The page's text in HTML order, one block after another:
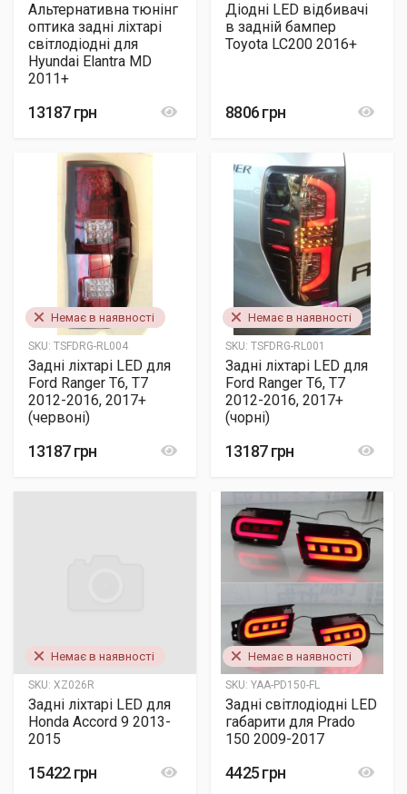
Альтернативна тюнінг
оптика задні ліхтарі
світлодіодні для
Hyundai Elantra MD
2011+
13187 грн
Діодні LED відбивачі
в задній бампер
Toyota LC200 2016+
8806 грн
Немає в наявності
SKU: TSFDRG-RL004
Задні ліхтарі LED для
Ford Ranger T6, T7
2012-2016, 2017+
(червоні)
13187 грн
Немає в наявності
SKU: TSFDRG-RL001
Задні ліхтарі LED для
Ford Ranger T6, T7
2012-2016, 2017+
(чорні)
13187 грн
Немає в наявності
SKU: XZ026R
Задні ліхтарі LED для
Honda Accord 9 2013-
2015
15422 грн
Немає в наявності
SKU: YAA-PD150-FL
Задні світлодіодні LED
габарити для Prado
150 2009-2017
4425 грн